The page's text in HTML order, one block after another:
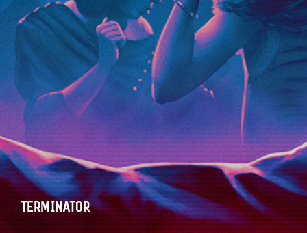
TERMINATOR